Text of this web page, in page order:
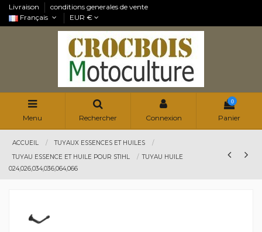
Livraison
conditions generales de vente
Français
EUR €
Menu Rechercher Connexion
0
Panier
ACCUEIL
TUYAUX ESSENCES ET HUILES
TUYAU ESSENCE ET HUILE POUR STIHL
TUYAU HUILE
024,026,034,036,064,066